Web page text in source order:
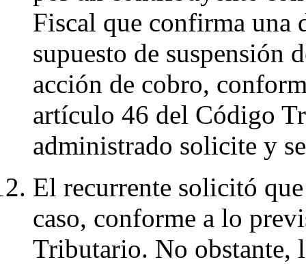
Fiscal que confirma una
supuesto de suspensión
acción de cobro,
artículo 46 del Código
administrado solicite y
El recurrente solicitó
caso, conforme a lo
Tributario. No obstante,